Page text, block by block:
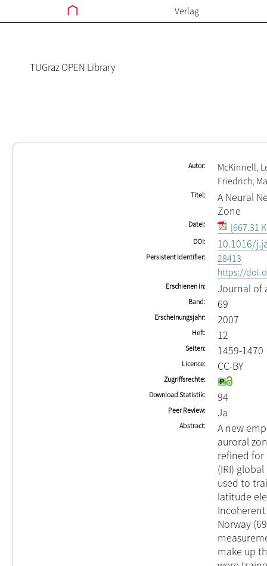
Verlag
TUGraz OPEN Library
Autor
McKinnell,
Friedrich,
Titel
A Neural
Zone
Datei [667.31
DOI 10.1016/
Persistent Identifier
28413
https://
Erschienen in Journal of
Band 69
Erscheinungsjahr 2007
Heft 12
Seiten 1459-1470
Licence CC-BY
Zugriffsrechte
Download Statistik
94
Peer Review Ja
Abstract
A new
auroral
refined for
(IRI)
used to
latitude
Incoherent
Norway
make up